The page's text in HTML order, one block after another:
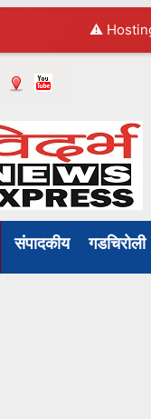
⚠️
संपादकीय गडचिरोली